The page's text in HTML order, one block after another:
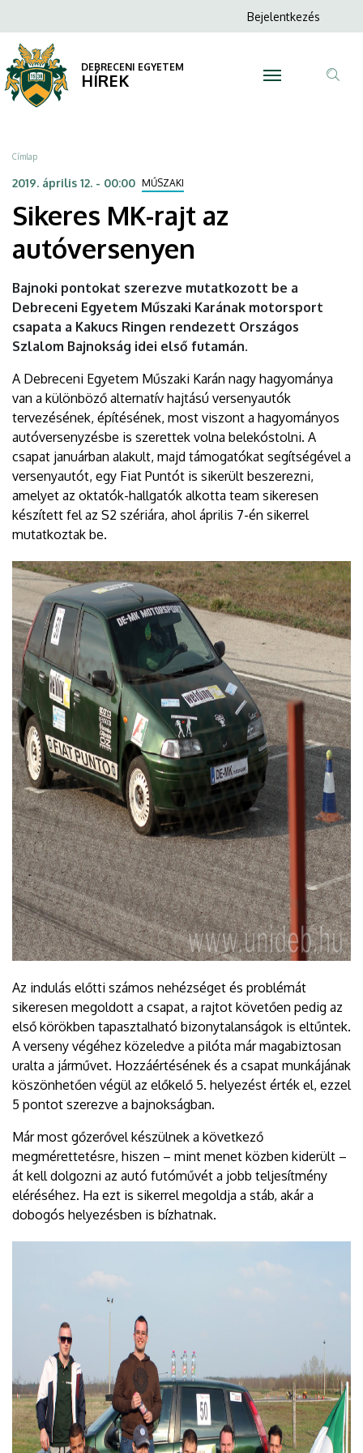
MK-
rajt
autóversenyen
DEBRECENI
EGYETEM
a
tartalomra
Anonim
menüje
Bejelentkezés
DEBRECENI EGYETEM
HÍREK
Morzsa
Címlap
2019. április 12. - 00:00 MŰSZAKI
Sikeres MK-rajt az
autóversenyen
Bajnoki pontokat szerezve mutatkozott be a
Debreceni Egyetem Műszaki Karának motorsport
csapata a Kakucs Ringen rendezett Országos
Szlalom Bajnokság idei első futamán.
A Debreceni Egyetem Műszaki Karán nagy hagyománya
van a különböző alternatív hajtású versenyautók
tervezésének, építésének, most viszont a hagyományos
autóversenyzésbe is szerettek volna belekóstolni. A
csapat januárban alakult, majd támogatókat segítségével a
versenyautót, egy Fiat Puntót is sikerült beszerezni,
amelyet az oktatók-hallgatók alkotta team sikeresen
készített fel az S2 szériára, ahol április 7-én sikerrel
mutatkoztak be.
Az indulás előtti számos nehézséget és problémát
sikeresen megoldott a csapat, a rajtot követően pedig az
első körökben tapasztalható bizonytalanságok is eltűntek.
A verseny végéhez közeledve a pilóta már magabiztosan
uralta a járművet. Hozzáértésének és a csapat munkájának
köszönhetően végül az előkelő 5. helyezést érték el, ezzel
5 pontot szerezve a bajnokságban.
Már most gőzerővel készülnek a következő
megmérettetésre, hiszen – mint menet közben kiderült –
át kell dolgozni az autó futóművét a jobb teljesítmény
eléréséhez. Ha ezt is sikerrel megoldja a stáb, akár a
dobogós helyezésben is bízhatnak.